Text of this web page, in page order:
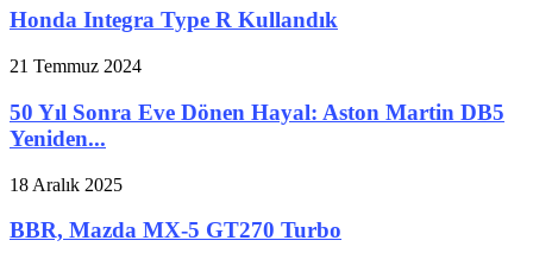
Honda Integra Type R Kullandık
21 Temmuz 2024
50 Yıl Sonra Eve Dönen Hayal: Aston Martin DB5
Yeniden...
18 Aralık 2025
BBR, Mazda MX-5 GT270 Turbo